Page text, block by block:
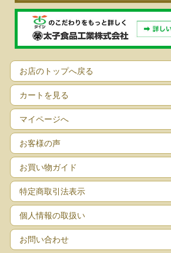
お店のトップへ戻る
カートを見る
マイページへ
お客様の声
お買い物ガイド
特定商取引法表示
個人情報の取扱い
お問い合わせ